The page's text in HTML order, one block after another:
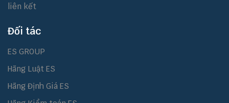
liên kết
Đối tác
ES GROUP
Hãng Luật ES
Hãng Định Giá ES